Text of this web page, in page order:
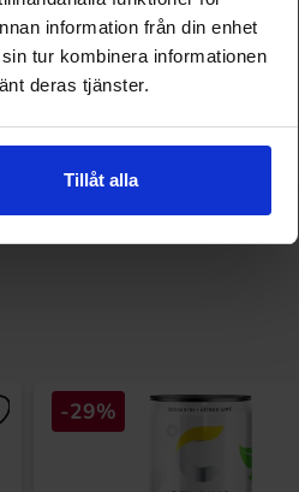
information från din enhet
tur kombinera informationen
deras tjänster.
Tillåt alla
50cl
3.69 EUR 2.29 EUR
-29%